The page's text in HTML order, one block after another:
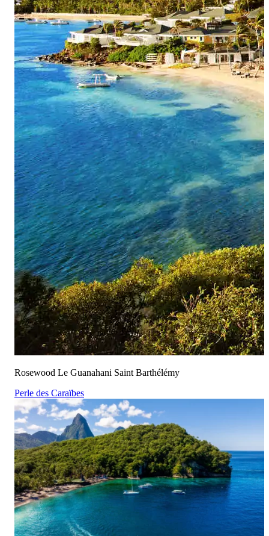
Rosewood Le Guanahani Saint Barthélémy
Perle des Caraïbes